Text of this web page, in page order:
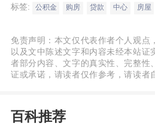
标签: 公积金 购房 贷款 中心 房屋
免责声明：本文仅代表作者个人观点
以及文中陈述文字和内容未经本站证
者部分内容、文字的真实性、完整性
证或承诺，请读者仅作参考，请读者
百科推荐